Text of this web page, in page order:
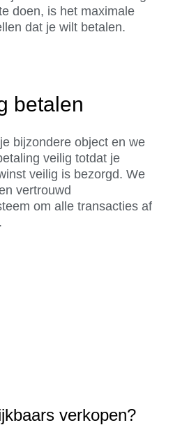
doen, is het maximale
dat je wilt betalen.
betalen
bijzondere object en we
veilig totdat je
veilig is bezorgd. We
vertrouwd
om alle transacties af
verkopen?